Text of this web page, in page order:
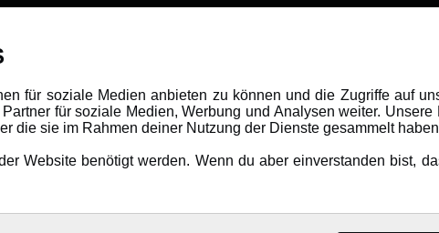
Einstellungen
Über uns
Karriere
Amewi Kataloge
für soziale Medien anbieten zu können und die Zugriffe auf
für soziale Medien, Werbung und Analysen weiter.
die sie im Rahmen deiner Nutzung der Dienste gesammelt
Website benötigt werden. Wenn du aber einverstanden bist,